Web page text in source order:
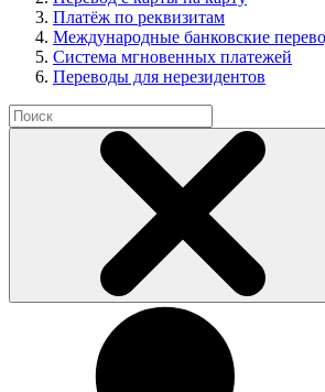
Платёж по реквизитам
Международные банковские
Система мгновенных платежей
Переводы для нерезидентов